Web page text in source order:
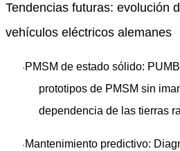
Tendencias futuras: evolución
vehículos eléctricos alemanes
· PMSM de estado sólido:
prototipos de PMSM sin
dependencia de las tierras
· Mantenimiento predictivo: